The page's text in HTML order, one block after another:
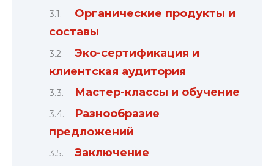
Органические продукты и
составы
Эко-сертификация и
клиентская аудитория
Мастер-классы и обучение
Разнообразие
предложений
Заключение